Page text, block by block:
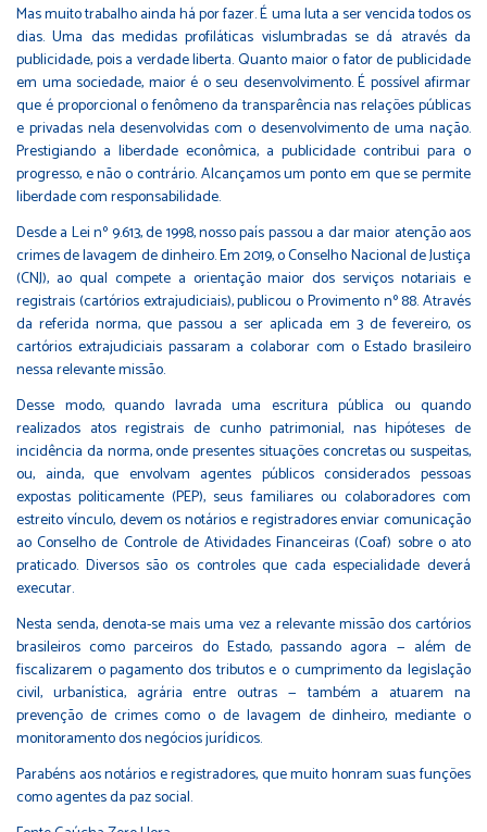
Mas muito trabalho ainda há por fazer. É uma luta a ser vencida todos os
dias. Uma das medidas profiláticas vislumbradas se dá através da
publicidade, pois a verdade liberta. Quanto maior o fator de publicidade
em uma sociedade, maior é o seu desenvolvimento. É possível afirmar
que é proporcional o fenômeno da transparência nas relações públicas
e privadas nela desenvolvidas com o desenvolvimento de uma nação.
Prestigiando a liberdade econômica, a publicidade contribui para o
progresso, e não o contrário. Alcançamos um ponto em que se permite
liberdade com responsabilidade.
Desde a Lei nº 9.613, de 1998, nosso país passou a dar maior atenção aos
crimes de lavagem de dinheiro. Em 2019, o Conselho Nacional de Justiça
(CNJ), ao qual compete a orientação maior dos serviços notariais e
registrais (cartórios extrajudiciais), publicou o Provimento nº 88. Através
da referida norma, que passou a ser aplicada em 3 de fevereiro, os
cartórios extrajudiciais passaram a colaborar com o Estado brasileiro
nessa relevante missão.
Desse modo, quando lavrada uma escritura pública ou quando
realizados atos registrais de cunho patrimonial, nas hipóteses de
incidência da norma, onde presentes situações concretas ou suspeitas,
ou, ainda, que envolvam agentes públicos considerados pessoas
expostas politicamente (PEP), seus familiares ou colaboradores com
estreito vínculo, devem os notários e registradores enviar comunicação
ao Conselho de Controle de Atividades Financeiras (Coaf) sobre o ato
praticado. Diversos são os controles que cada especialidade deverá
executar.
Nesta senda, denota-se mais uma vez a relevante missão dos cartórios
brasileiros como parceiros do Estado, passando agora — além de
fiscalizarem o pagamento dos tributos e o cumprimento da legislação
civil, urbanística, agrária entre outras — também a atuarem na
prevenção de crimes como o de lavagem de dinheiro, mediante o
monitoramento dos negócios jurídicos.
Parabéns aos notários e registradores, que muito honram suas funções
como agentes da paz social.